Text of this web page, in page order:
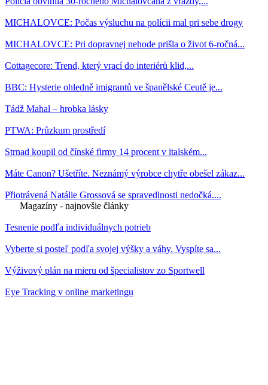
MICHALOVCE: Počas výsluchu na polícii mal pri sebe drogy
MICHALOVCE: Pri dopravnej nehode prišla o život 6-ročná...
Cottagecore: Trend, který vrací do interiérů klid,...
BBC: Hysterie ohledně imigrantů ve španělské Ceutě je...
Tádž Mahal – hrobka lásky
PTWA: Průzkum prostředí
Strnad koupil od čínské firmy 14 procent v italském...
Máte Canon? Ušetříte. Neznámý výrobce chytře obešel zákaz...
Přiotrávená Natálie Grossová se spravedlnosti nedočká....
Magazíny - najnovšie články
Tesnenie podľa individuálnych potrieb
Vyberte si posteľ podľa svojej výšky a váhy. Vyspíte sa...
Výživový plán na mieru od špecialistov zo Sportwell
Eye Tracking v online marketingu